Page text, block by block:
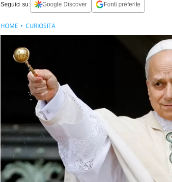
Seguici su: Google Discover Fonti preferite
HOME CURIOSITÀ